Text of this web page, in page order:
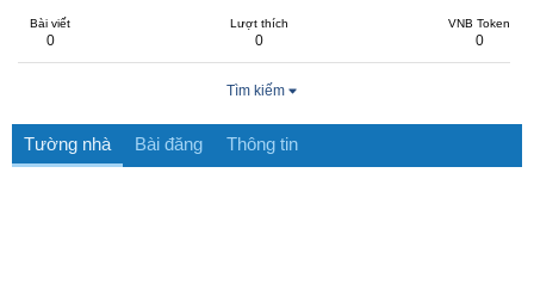
Bài viết
0
Lượt thích
0
VNB Token
0
Tìm kiếm
Tường nhà Bài đăng Thông tin